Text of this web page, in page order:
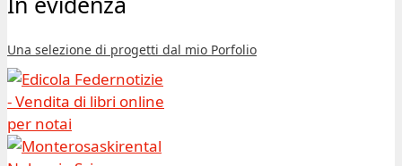
Una selezione di progetti dal mio Porfolio